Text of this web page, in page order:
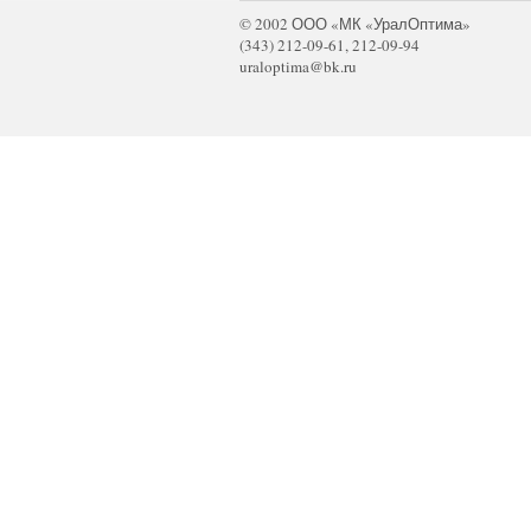
© 2002 ООО «МК «УралОптима»
(343) 212-09-61, 212-09-94
uraloptima@bk.ru